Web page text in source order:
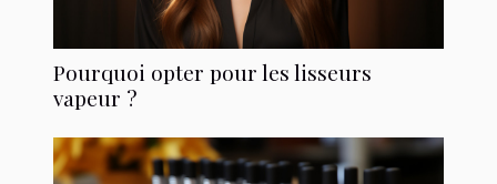
Pourquoi opter pour les lisseurs
vapeur ?